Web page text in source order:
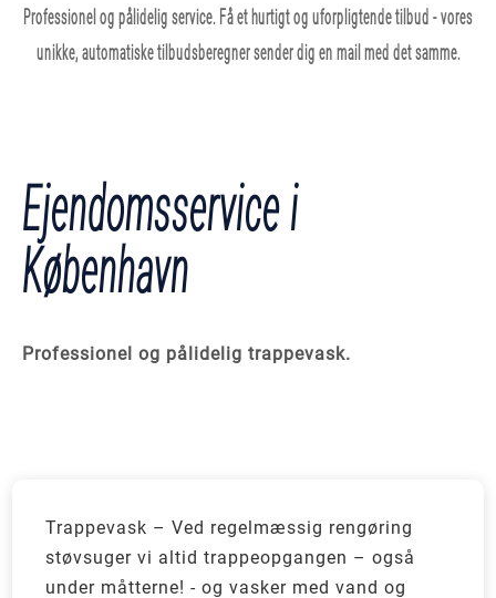
Professionel og pålidelig service. Få et hurtigt og uforpligtende tilbud - vores
unikke, automatiske tilbudsberegner sender dig en mail med det samme.
Ejendomsservice i
København
Professionel og pålidelig trappevask.
Trappevask – Ved regelmæssig rengøring
støvsuger vi altid trappeopgangen – også
under måtterne! - og vasker med vand og